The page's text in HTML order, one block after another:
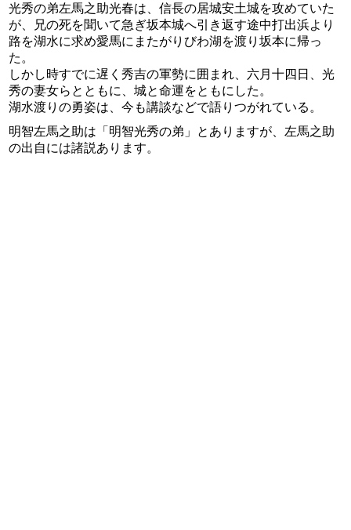
光秀の弟左馬之助光春は、信長の居城安土城を攻めていた
が、兄の死を聞いて急ぎ坂本城へ引き返す途中打出浜より
路を湖水に求め愛馬にまたがりびわ湖を渡り坂本に帰っ
た。
しかし時すでに遅く秀吉の軍勢に囲まれ、六月十四日、光
秀の妻女らとともに、城と命運をともにした。
湖水渡りの勇姿は、今も講談などで語りつがれている。
明智左馬之助は「明智光秀の弟」とありますが、左馬之助
の出自には諸説あります。